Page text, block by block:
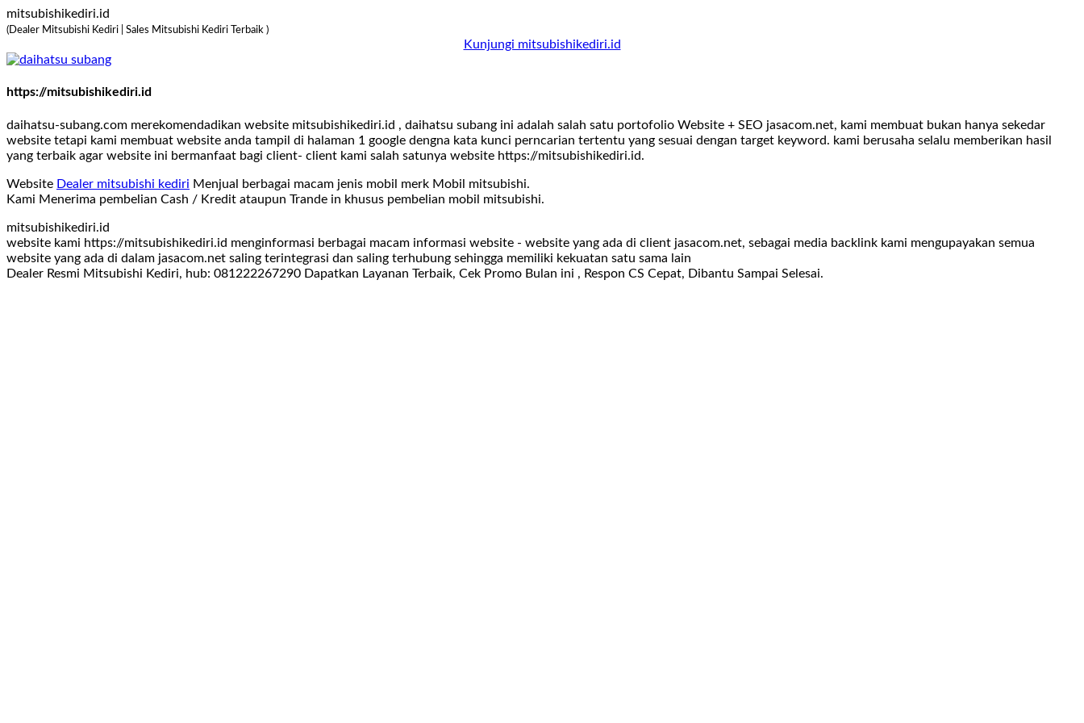
mitsubishikediri.id
(Dealer Mitsubishi Kediri | Sales Mitsubishi Kediri Terbaik )
Kunjungi mitsubishikediri.id
https://mitsubishikediri.id
daihatsu-subang.com merekomendadikan website mitsubishikediri.id , daihatsu subang ini adalah salah satu portofolio Website + SEO jasacom.net, kami membuat bukan hanya sekedar
website tetapi kami membuat website anda tampil di halaman 1 google dengna kata kunci perncarian tertentu yang sesuai dengan target keyword. kami berusaha selalu memberikan hasil
yang terbaik agar website ini bermanfaat bagi client- client kami salah satunya website https://mitsubishikediri.id.
Website Dealer mitsubishi kediri Menjual berbagai macam jenis mobil merk Mobil mitsubishi.
Kami Menerima pembelian Cash / Kredit ataupun Trande in khusus pembelian mobil mitsubishi.
mitsubishikediri.id
website kami https://mitsubishikediri.id menginformasi berbagai macam informasi website - website yang ada di client jasacom.net, sebagai media backlink kami mengupayakan semua
website yang ada di dalam jasacom.net saling terintegrasi dan saling terhubung sehingga memiliki kekuatan satu sama lain
Dealer Resmi Mitsubishi Kediri, hub: 081222267290 Dapatkan Layanan Terbaik, Cek Promo Bulan ini , Respon CS Cepat, Dibantu Sampai Selesai.